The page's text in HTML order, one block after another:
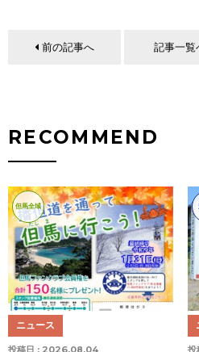
前の記事へ 記事一覧
RECOMMEND
但馬全域
投稿日 : 2026.08.04
ニュース
投